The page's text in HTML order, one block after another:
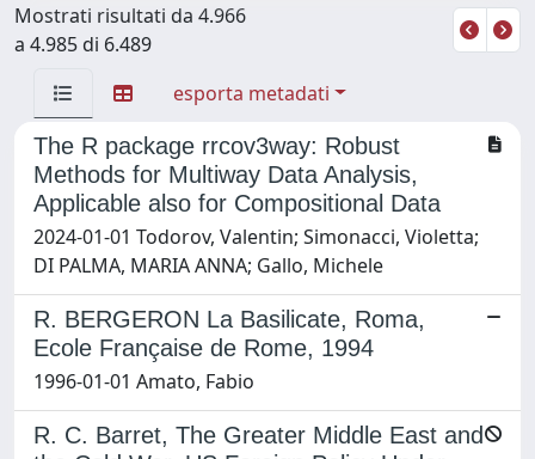
Mostrati risultati da 4.966
a 4.985 di 6.489
esporta metadati
The R package rrcov3way: Robust
Methods for Multiway Data Analysis,
Applicable also for Compositional Data
2024-01-01 Todorov, Valentin; Simonacci, Violetta;
DI PALMA, MARIA ANNA; Gallo, Michele
R. BERGERON La Basilicate, Roma,
Ecole Française de Rome, 1994
1996-01-01 Amato, Fabio
R. C. Barret, The Greater Middle East and